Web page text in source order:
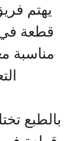
يهتم
قطعة في
مناسبة
بالطبع